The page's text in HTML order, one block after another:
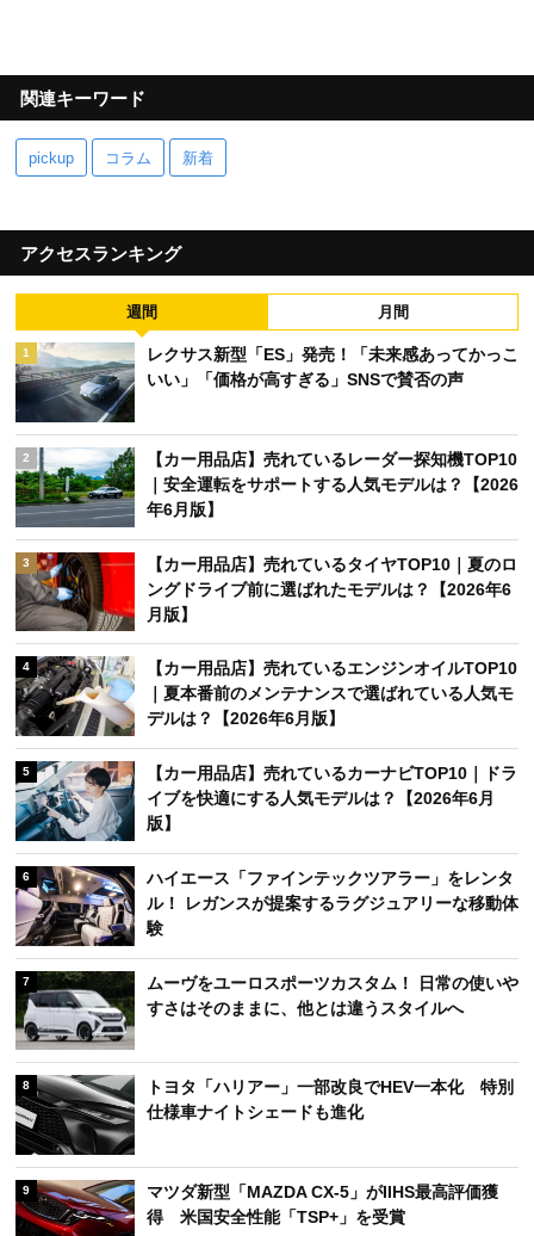
関連キーワード
pickup コラム 新着
アクセスランキング
週間 月間
1
レクサス新型「ES」発売！「未来感あってかっこ
いい」「価格が高すぎる」SNSで賛否の声
2
【カー用品店】売れているレーダー探知機TOP10
｜安全運転をサポートする人気モデルは？【2026
年6月版】
3
【カー用品店】売れているタイヤTOP10｜夏のロ
ングドライブ前に選ばれたモデルは？【2026年6
月版】
4
【カー用品店】売れているエンジンオイルTOP10
｜夏本番前のメンテナンスで選ばれている人気モ
デルは？【2026年6月版】
5
【カー用品店】売れているカーナビTOP10｜ドラ
イブを快適にする人気モデルは？【2026年6月
版】
6
ハイエース「ファインテックツアラー」をレンタ
ル！ レガンスが提案するラグジュアリーな移動体
験
7
ムーヴをユーロスポーツカスタム！ 日常の使いや
すさはそのままに、他とは違うスタイルへ
8
トヨタ「ハリアー」一部改良でHEV一本化 特別
仕様車ナイトシェードも進化
9
マツダ新型「MAZDA CX-5」がIIHS最高評価獲
得 米国安全性能「TSP+」を受賞